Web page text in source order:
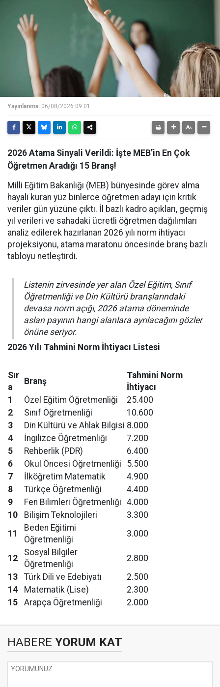
Yayınlanma: 06/08/2026 09:01
2026 Atama Sinyali Verildi: İşte MEB’in En Çok
Öğretmen Aradığı 15 Branş!
Milli Eğitim Bakanlığı (MEB) bünyesinde görev alma
hayali kuran yüz binlerce öğretmen adayı için kritik
veriler gün yüzüne çıktı. İl bazlı kadro açıkları, geçmiş
yıl verileri ve sahadaki ücretli öğretmen dağılımları
analiz edilerek hazırlanan 2026 yılı norm ihtiyacı
projeksiyonu, atama maratonu öncesinde branş bazlı
tabloyu netleştirdi.
Listenin zirvesinde yer alan Özel Eğitim, Sınıf
Öğretmenliği ve Din Kültürü branşlarındaki
devasa norm açığı, 2026 atama döneminde
aslan payının hangi alanlara ayrılacağını gözler
önüne seriyor.
2026 Yılı Tahmini Norm İhtiyacı Listesi
Sır
a
Branş
Tahmini Norm
İhtiyacı
1
Özel Eğitim Öğretmenliği
25.400
2
Sınıf Öğretmenliği
10.600
3
Din Kültürü ve Ahlak Bilgisi 8.000
4
İngilizce Öğretmenliği
7.200
5
Rehberlik (PDR)
6.400
6
Okul Öncesi Öğretmenliği
5.500
7
İlköğretim Matematik
4.900
8
Türkçe Öğretmenliği
4.400
9
Fen Bilimleri Öğretmenliği 4.000
10
Bilişim Teknolojileri
3.300
11
Beden Eğitimi
Öğretmenliği
3.000
12
Sosyal Bilgiler
Öğretmenliği
2.800
13
Türk Dili ve Edebiyatı
2.500
14
Matematik (Lise)
2.300
15
Arapça Öğretmenliği 2.000
HABERE YORUM KAT